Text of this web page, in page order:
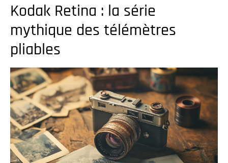
Kodak Retina : la série
mythique des télémètres
pliables